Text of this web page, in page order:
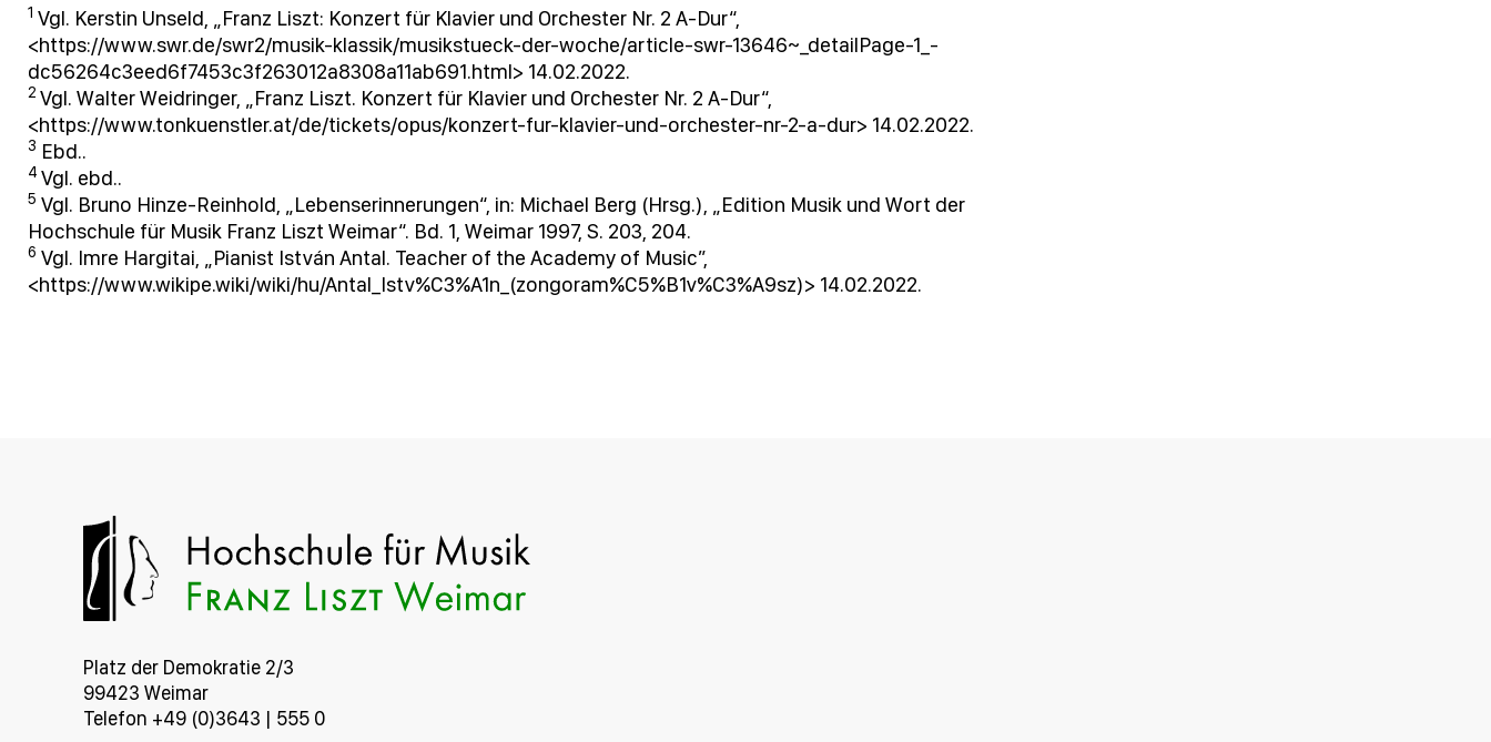
1 Vgl. Kerstin Unseld, „Franz Liszt: Konzert für Klavier und Orchester Nr. 2 A-Dur“,
<https://www.swr.de/swr2/musik-klassik/musikstueck-der-woche/article-swr-13646~_detailPage-1_-
dc56264c3eed6f7453c3f263012a8308a11ab691.html> 14.02.2022.
2 Vgl. Walter Weidringer, „Franz Liszt. Konzert für Klavier und Orchester Nr. 2 A-Dur“,
<https://www.tonkuenstler.at/de/tickets/opus/konzert-fur-klavier-und-orchester-nr-2-a-dur> 14.02.2022.
3 Ebd..
4 Vgl. ebd..
5 Vgl. Bruno Hinze-Reinhold, „Lebenserinnerungen“, in: Michael Berg (Hrsg.), „Edition Musik und Wort der
Hochschule für Musik Franz Liszt Weimar“. Bd. 1, Weimar 1997, S. 203, 204.
6 Vgl. Imre Hargitai, „Pianist István Antal. Teacher of the Academy of Music”,
<https://www.wikipe.wiki/wiki/hu/Antal_Istv%C3%A1n_(zongoram%C5%B1v%C3%A9sz)> 14.02.2022.
Platz der Demokratie 2/3
99423 Weimar
Telefon +49 (0)3643 | 555 0